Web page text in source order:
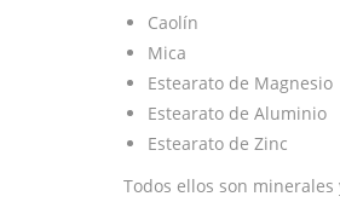
Caolín
Mica
Estearato de Magnesio
Estearato de Aluminio
Estearato de Zinc
Todos ellos son